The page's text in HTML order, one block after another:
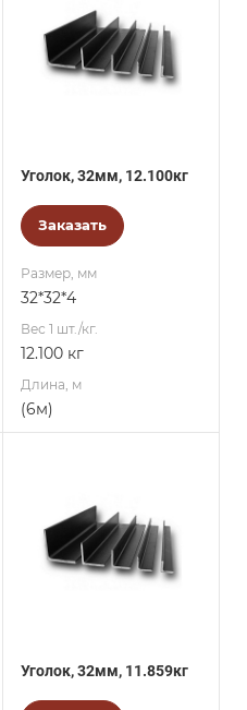
Уголок, 32мм, 12.100кг
Заказать
Размер, мм
32*32*4
Вес 1 шт./кг.
12.100 кг
Длина, м
(6м)
Уголок, 32мм, 11.859кг